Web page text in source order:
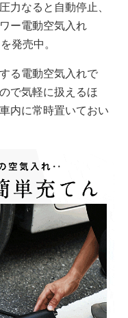
力なると自動停止、
ー電動空気入れ
を発売中。
る電動空気入れで
で気軽に扱えるほ
内に常時置いておい